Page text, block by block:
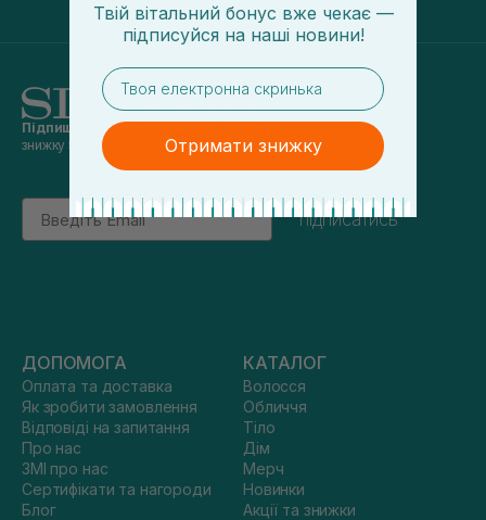
Підпишись на наші новини
знижку 5% на перше замовлення
Email
підписатись
ДОПОМОГА
Оплата та доставка
Як зробити замовлення
Відповіді на запитання
Про нас
ЗМІ про нас
Сертифікати та нагороди
Блог
КАТАЛОГ
Волосся
Обличчя
Тіло
Дім
Мерч
Новинки
Акції та знижки
Твій вітальний бонус вже чекає —
підписуйся на наші новини!
email
Отримати знижку